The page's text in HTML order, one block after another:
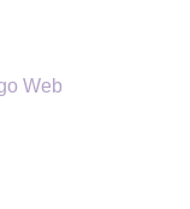
Web